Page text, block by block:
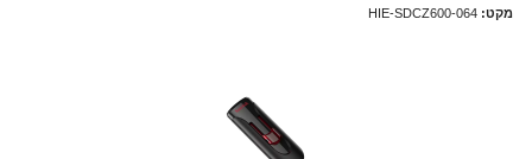
מקט: HIE-SDCZ600-064